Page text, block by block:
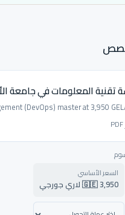
تقنية المعلومات في جامعة
(DevOps) master at 3,950
السعر الأساسي
🇬🇪 3,950 لاري جورجي